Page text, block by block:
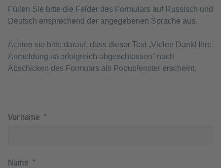
Füllen Sie bitte die Felder des Formulars auf Russisch und
Deutsch ensprechend der angegebenen Sprache aus.
Achten sie bitte darauf, dass dieser Text „Vielen Dank! Ihre
Anmeldung ist erfolgreich abgeschlossen“ nach
Abschicken des Formuars als Popupfenster erscheint.
Vorname
Name